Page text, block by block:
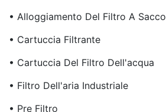
• Alloggiamento Del Filtro A Sacco
• Cartuccia Filtrante
• Cartuccia Del Filtro Dell'acqua
• Filtro Dell'aria Industriale
• Pre Filtro